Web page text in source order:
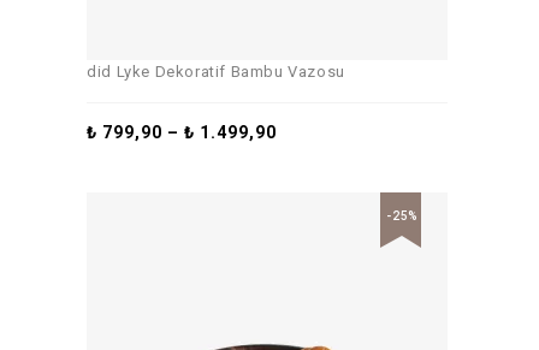
did Lyke Dekoratif Bambu Vazosu
₺ 799,90 –₺ 1.499,90
-25%